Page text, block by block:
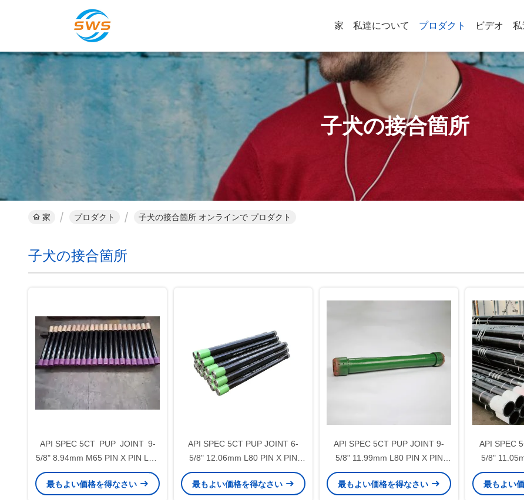
家 私達について プロダクト ビデオ 私
子犬の接合箇所
家 プロダクト 子犬の接合箇所 オンラインで プロダクト
子犬の接合箇所
API SPEC 5CT PUP JOINT 9-
5/8" 8.94mm M65 PIN X PIN LTC
for Oil&Gas Well Cementing
最もよい価格を得なさい
API SPEC 5CT PUP JOINT 6-
5/8" 12.06mm L80 PIN X PIN
BTC オイル&ガス井のセメント化
用
最もよい価格を得なさい
API SPEC 5CT PUP JOINT 9-
5/8" 11.99mm L80 PIN X PIN
LTC オイル&ガス井のセメント化
用
最もよい価格を得なさい
API SPEC
5/8"
LTC オイル
最もよい